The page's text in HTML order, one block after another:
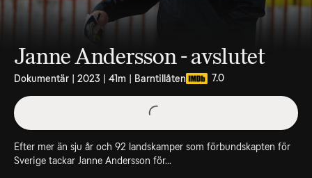
Janne Andersson - avslutet
Dokumentär | 2023 | 41m | Barntillåten 7.0
Efter mer än sju år och 92 landskamper som förbundskapten för
Sverige tackar Janne Andersson för...